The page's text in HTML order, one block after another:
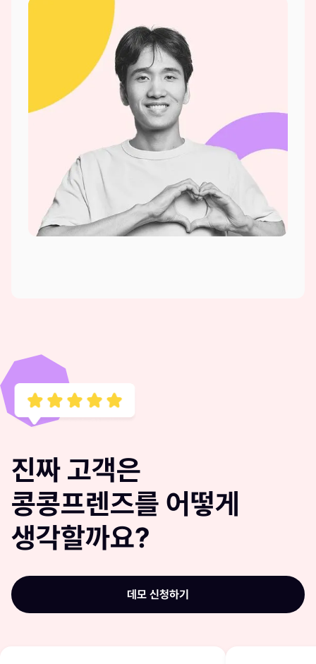
진짜 고객은
콩콩프렌즈를 어떻게
생각할까요?
데모 신청하기